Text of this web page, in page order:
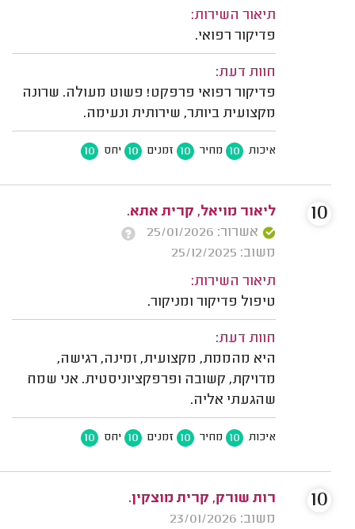
תיאור השירות:
פדיקור רפואי.
חוות דעת:
פדיקור רפואי פרפקט! פשוט מעולה. שרונה
מקצועית ביותר, שירותית ונעימה.
איכות 10 מחיר 10 זמנים 10 יחס 10
ליאור מויאל, קרית אתא.
אשרור: 25/01/2026
משוב: 25/12/2025
תיאור השירות:
טיפול פדיקור ומניקור.
חוות דעת:
היא מהממת, מקצועית, זמינה, רגישה,
מדויקת, קשובה ופרפקציוניסטית. אני שמח
שהגעתי אליה.
איכות 10 מחיר 10 זמנים 10 יחס 10
10
רות שורק, קרית מוצקין.
משוב: 23/01/2026
10